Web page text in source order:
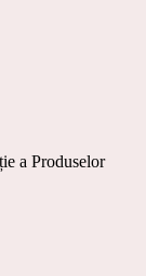
a Produselor